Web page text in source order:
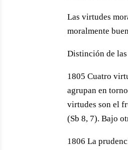
Las virtudes
moralmente
Distinción de
1805 Cuatro
agrupan en
virtudes son el
(Sb 8, 7). Bajo
1806 La